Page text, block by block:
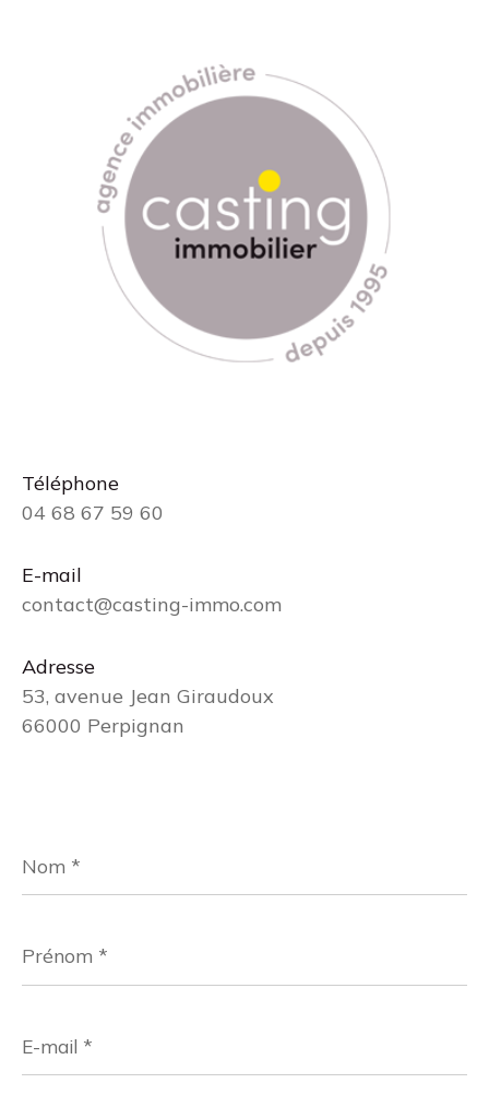
Téléphone
04 68 67 59 60
E-mail
contact@casting-immo.com
Adresse
53, avenue Jean Giraudoux
66000 Perpignan
*
*
mail
*